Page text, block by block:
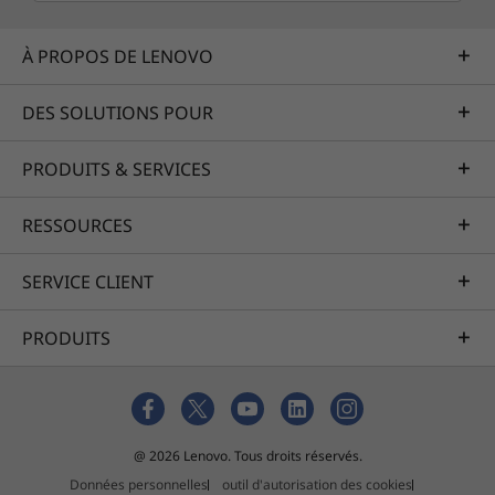
Fière allure et ergonomie améliorée
Outre l’élégant aspect du châssis Arctic Grey
en aluminium, le portable ThinkBook 16 Gen 6
présente un clavier repensé et plus
ergonomique. Les touches, plus larges que les
À PROPOS DE LENOVO
DES SOLUTIONS POUR
PRODUITS & SERVICES
RESSOURCES
SERVICE CLIENT
PRODUITS
@ 2026 Lenovo. Tous droits réservés.
Données personnelles
outil d'autorisation des cookies